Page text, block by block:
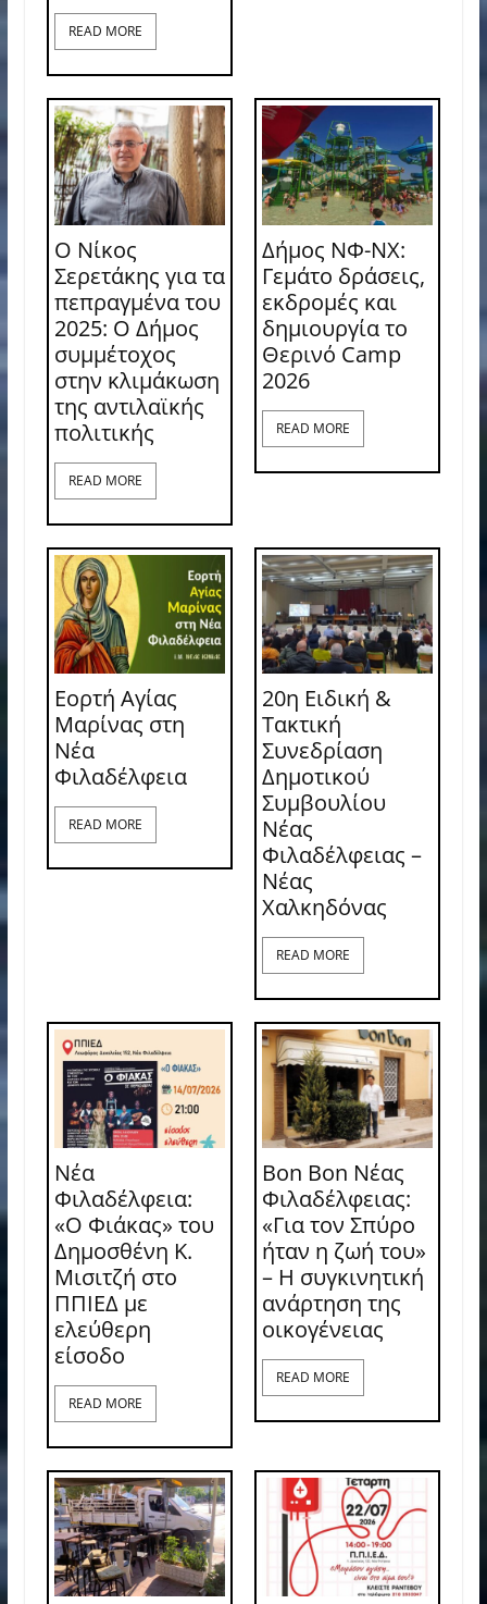
READ MORE
Ο Νίκος
Σερετάκης για τα
πεπραγμένα του
2025: Ο Δήμος
συμμέτοχος
στην κλιμάκωση
της αντιλαϊκής
πολιτικής
READ MORE
Δήμος ΝΦ-ΝΧ:
Γεμάτο δράσεις,
εκδρομές και
δημιουργία το
Θερινό Camp
2026
READ MORE
Εορτή Αγίας
Μαρίνας στη
Νέα
Φιλαδέλφεια
READ MORE
20η Ειδική &
Τακτική
Συνεδρίαση
Δημοτικού
Συμβουλίου
Νέας
Φιλαδέλφειας –
Νέας
Χαλκηδόνας
READ MORE
Νέα
Φιλαδέλφεια:
«Ο Φιάκας» του
Δημοσθένη Κ.
Μισιτζή στο
ΠΠΙΕΔ με
ελεύθερη
είσοδο
READ MORE
Bon Bon Νέας
Φιλαδέλφειας:
«Για τον Σπύρο
ήταν η ζωή του»
– Η συγκινητική
ανάρτηση της
οικογένειας
READ MORE